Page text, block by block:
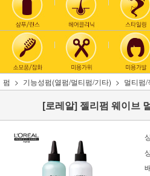
펌 기능성펌(열펌/멀티펌/기타) 멀티펌/
[로레알] 젤리펌 웨이브